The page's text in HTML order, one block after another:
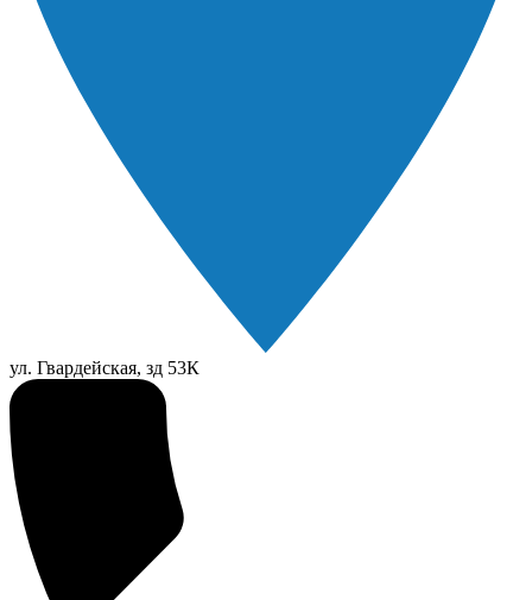
ул. Гвардейская, зд 53К